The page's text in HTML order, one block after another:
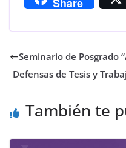
Share
Seminario de Posgrado
Defensas de Tesis y
También te